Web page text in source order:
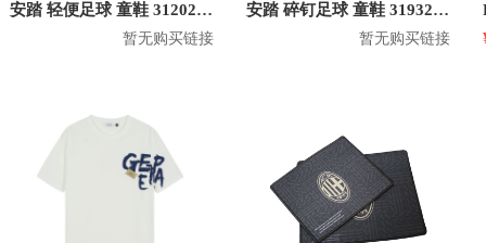
安踏 轻便足球 童鞋 312022203
暂无购买链接
安踏 碎钉足球 童鞋 31932212
暂无购买链接